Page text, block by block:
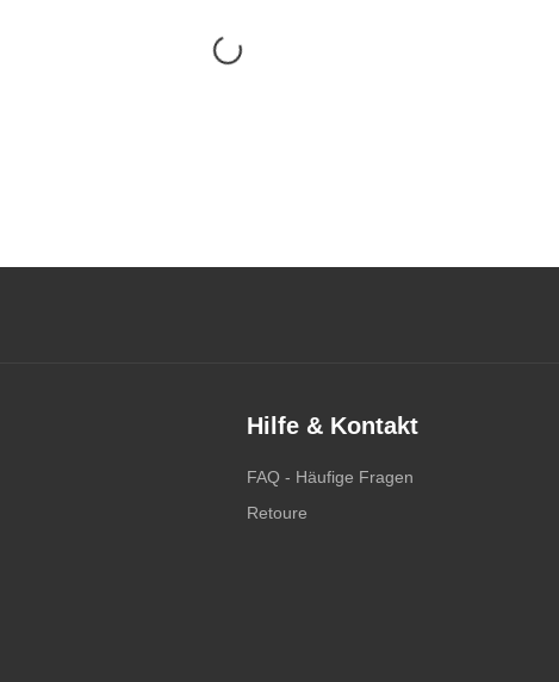
Hilfe & Kontakt
FAQ - Häufige Fragen
Retoure